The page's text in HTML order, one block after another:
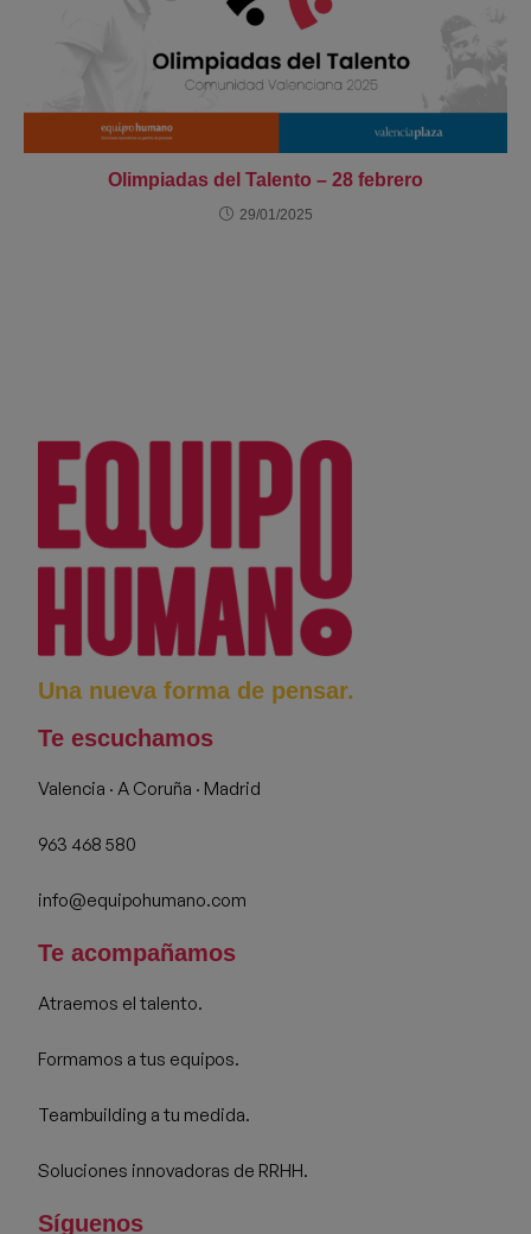
Olimpiadas del Talento – 28 febrero
29/01/2025
Una nueva forma de pensar.
Te escuchamos
Valencia · A Coruña · Madrid
963 468 580
info@equipohumano.com
Te acompañamos
Atraemos el talento.
Formamos a tus equipos.
Teambuilding a tu medida.
Soluciones innovadoras de RRHH.
Síguenos